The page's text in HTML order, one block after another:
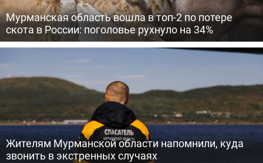
Мурманская область вошла в топ-2 по потере
скота в России: поголовье рухнуло на 34%
Жителям Мурманской области напомнили, куда
звонить в экстренных случаях